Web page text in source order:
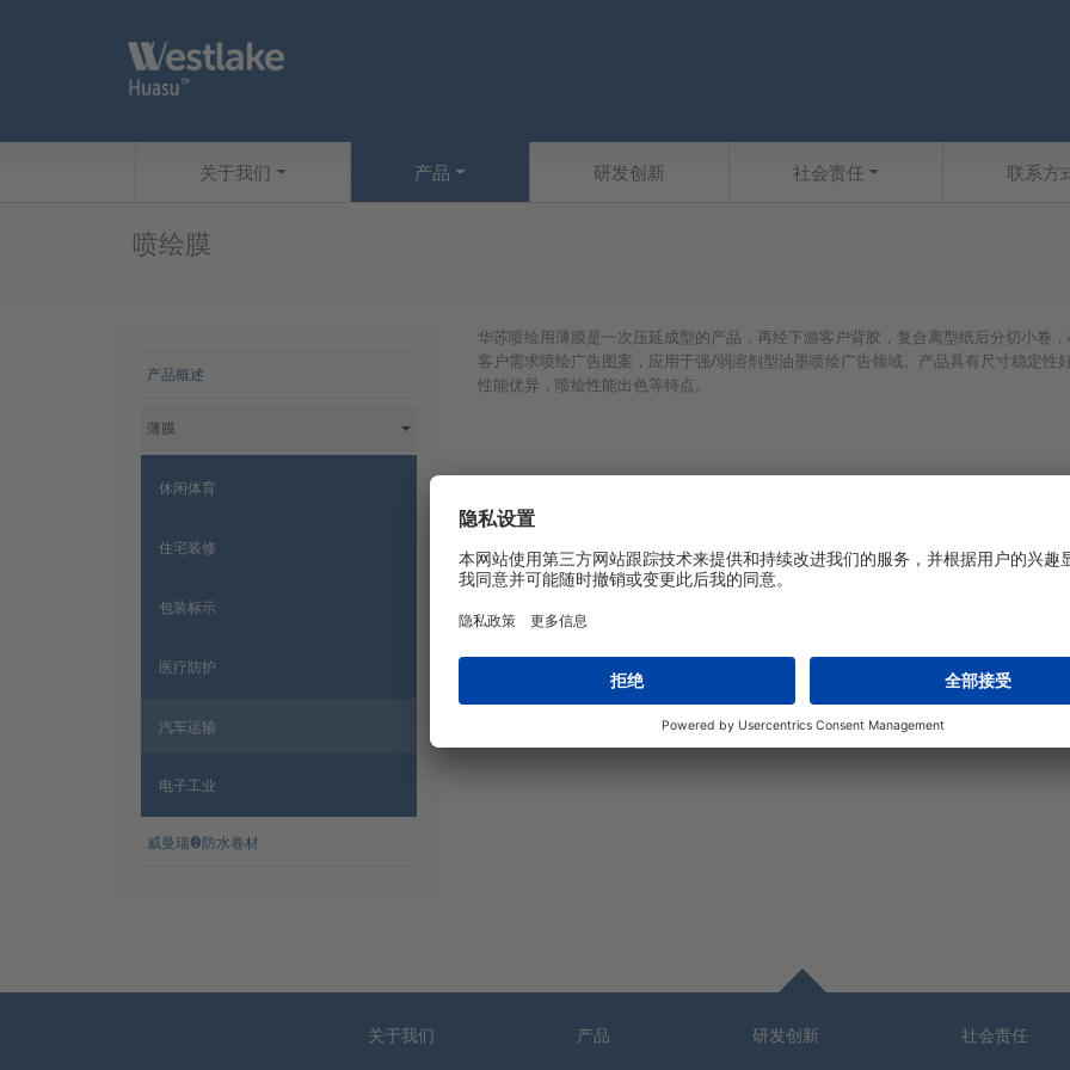
网站导航
关于我们 产品 研发创新 社会责任 联系方
喷绘膜
产品概述
薄膜
休闲体育
住宅装修
包装标示
医疗防护
汽车运输
电子工业
威曼瑞®防水卷材
华苏喷绘用薄膜是一次压延成型的产品，再经下游客户背胶，复合离型纸后分切小卷
客户需求喷绘广告图案，应用于强/弱溶剂型油墨喷绘广告领域。产品具有尺寸稳定性
性能优异，喷绘性能出色等特点。
关于我们 产品 研发创新 社会责任